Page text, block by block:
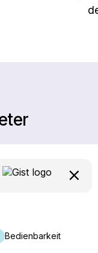
Bedienbarkeit